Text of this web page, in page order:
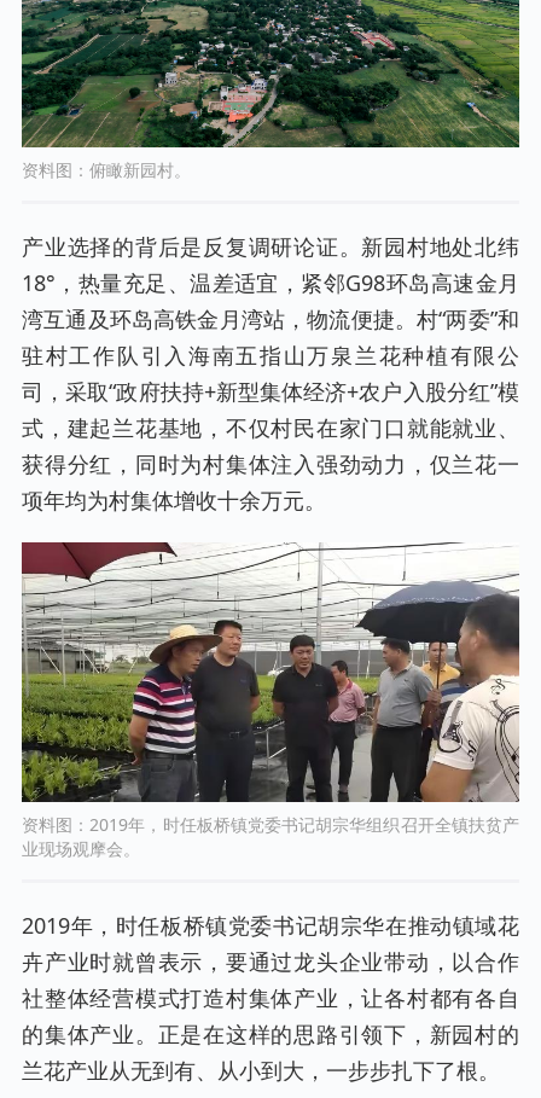
资料图：俯瞰新园村。
产业选择的背后是反复调研论证。新园村地处北纬
18°，热量充足、温差适宜，紧邻G98环岛高速金月
湾互通及环岛高铁金月湾站，物流便捷。村“两委”和
驻村工作队引入海南五指山万泉兰花种植有限公
司，采取“政府扶持+新型集体经济+农户入股分红”模
式，建起兰花基地，不仅村民在家门口就能就业、
获得分红，同时为村集体注入强劲动力，仅兰花一
项年均为村集体增收十余万元。
资料图：2019年，时任板桥镇党委书记胡宗华组织召开全镇扶贫产
业现场观摩会。
2019年，时任板桥镇党委书记胡宗华在推动镇域花
卉产业时就曾表示，要通过龙头企业带动，以合作
社整体经营模式打造村集体产业，让各村都有各自
的集体产业。正是在这样的思路引领下，新园村的
兰花产业从无到有、从小到大，一步步扎下了根。